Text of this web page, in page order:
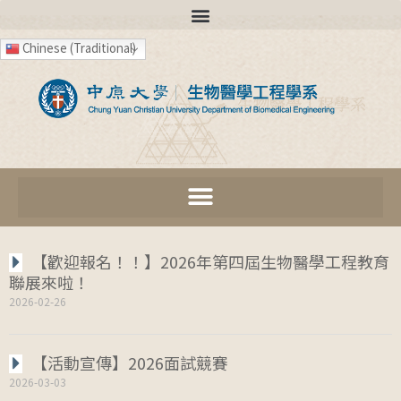
Chinese (Traditional)
【歡迎報名！！】2026年第四屆生物醫學工程教育
聯展來啦！
2026-02-26
【活動宣傳】2026面試競賽
2026-03-03